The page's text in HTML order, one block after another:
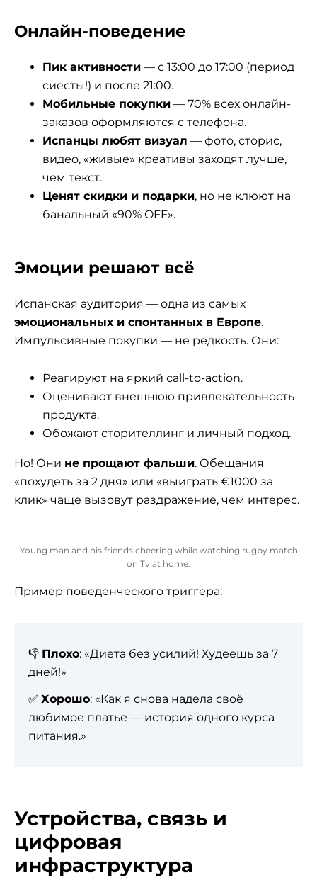
Онлайн-поведение
Пик активности — с 13:00 до 17:00 (период
сиесты!) и после 21:00.
Мобильные покупки — 70% всех онлайн-
заказов оформляются с телефона.
Испанцы любят визуал — фото, сторис,
видео, «живые» креативы заходят лучше,
чем текст.
Ценят скидки и подарки, но не клюют на
банальный «90% OFF».
Эмоции решают всё
Испанская аудитория — одна из самых
эмоциональных и спонтанных в Европе.
Импульсивные покупки — не редкость. Они:
Реагируют на яркий call-to-action.
Оценивают внешнюю привлекательность
продукта.
Обожают сторителлинг и личный подход.
Но! Они не прощают фальши. Обещания
«похудеть за 2 дня» или «выиграть €1000 за
клик» чаще вызовут раздражение, чем интерес.
Young man and his friends cheering while watching rugby match
on Tv at home.
Пример поведенческого триггера:
👎 Плохо: «Диета без усилий! Худеешь за 7
дней!»
✅ Хорошо: «Как я снова надела своё
любимое платье — история одного курса
питания.»
Устройства, связь и
цифровая
инфраструктура